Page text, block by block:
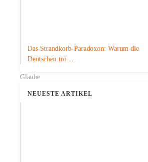
Das Strandkorb-Paradoxon: Warum die
Deutschen tro…
Glaube
NEUESTE ARTIKEL